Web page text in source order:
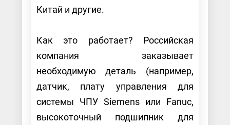
Китай и другие.
Как это работает? Российская
компания заказывает
необходимую деталь (например,
датчик, плату управления для
системы ЧПУ Siemens или Fanuc,
высокоточный подшипник для